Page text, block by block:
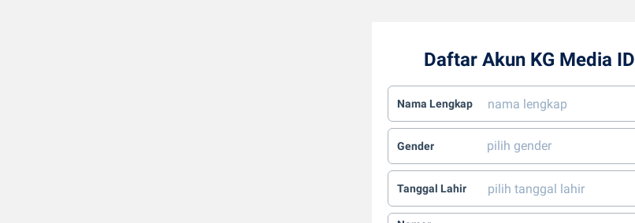
Daftar Akun KG Media ID
Nama Lengkap
Gender
Tanggal Lahir